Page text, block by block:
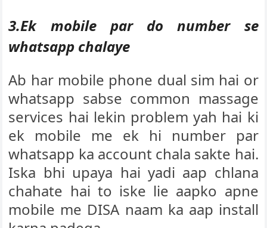
3.Ek mobile par do number se
whatsapp chalaye
Ab har mobile phone dual sim hai or
whatsapp sabse common massage
services hai lekin problem yah hai ki
ek mobile me ek hi number par
whatsapp ka account chala sakte hai.
Iska bhi upaya hai yadi aap chlana
chahate hai to iske lie aapko apne
mobile me DISA naam ka aap install